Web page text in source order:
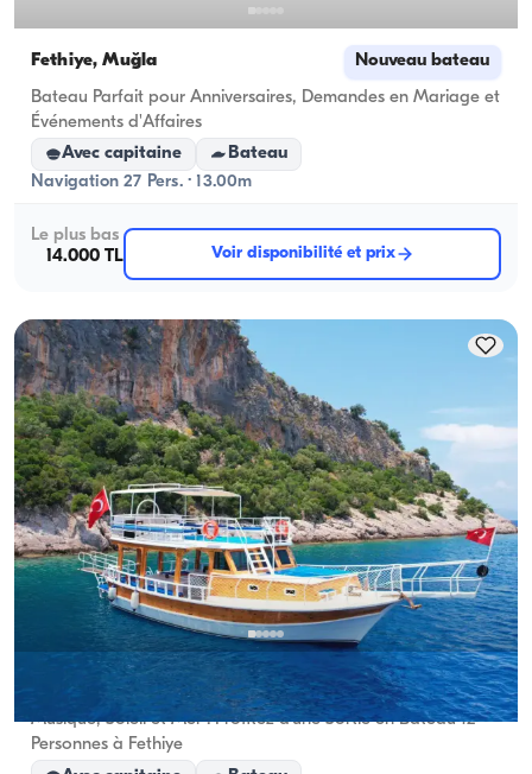
Fethiye, Muğla Nouveau bateau
Bateau Parfait pour Anniversaires, Demandes en Mariage et
Événements d'Affaires
Avec capitaine
Bateau
Navigation 27 Pers. · 13.00m
Le plus bas
14.000 TL
Voir disponibilité et prix
Nouveau bateau
Musique, Soleil et Mer : Profitez d'une Sortie en Bateau 12
Personnes à Fethiye